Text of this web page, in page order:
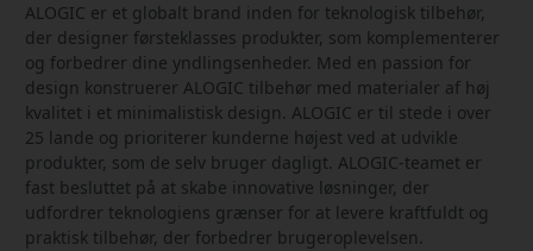
ALOGIC er et globalt brand inden for teknologisk tilbehør,
der designer førsteklasses produkter, som komplementerer
og forbedrer dine yndlingsenheder. Med en passion for
design konstruerer ALOGIC tilbehør med materialer af høj
kvalitet i et minimalistisk design. ALOGIC er til stede i over
25 lande og prioriterer kunderne højest ved at udvikle
produkter, som de selv bruger dagligt. ALOGIC-teamet er
fast besluttet på at skabe innovative løsninger, der
udfordrer teknologiens grænser for at levere kraftfuldt og
praktisk tilbehør, der forbedrer brugeroplevelsen.